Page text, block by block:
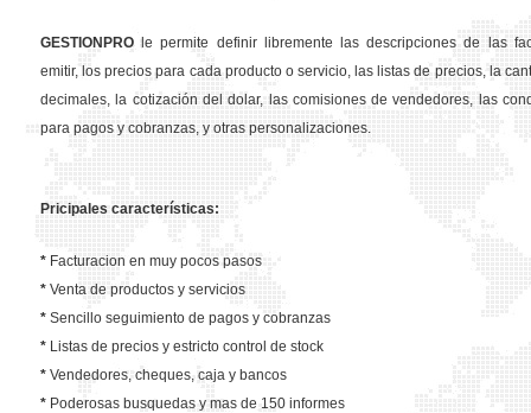
GESTION PRO le permite definir libremente las descripciones de las
emitir, los precios para cada producto o servicio, las listas de precios, la
decimales, la cotización del dolar, las comisiones de vendedores, las
para pagos y cobranzas, y otras personalizaciones.
Pricipales características:
* Facturacion en muy pocos pasos
* Venta de productos y servicios
* Sencillo seguimiento de pagos y cobranzas
* Listas de precios y estricto control de stock
* Vendedores, cheques, caja y bancos
* Poderosas busquedas y mas de 150 informes